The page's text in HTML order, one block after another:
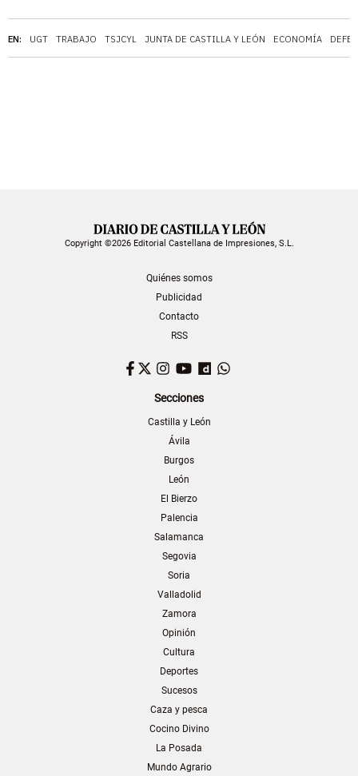
EN: UGT TRABAJO TSJCYL JUNTA DE CASTILLA Y LEÓN ECONOMÍA
Copyright ©2026 Editorial Castellana de Impresiones, S.L.
Quiénes somos
Publicidad
Contacto
RSS
Facebook
TwitterInstagram
YouTubeDailymotion
Secciones
Castilla y León
Ávila
Burgos
León
El Bierzo
Palencia
Salamanca
Segovia
Soria
Valladolid
Zamora
Opinión
Cultura
Deportes
Sucesos
Caza y pesca
Cocino Divino
La Posada
Mundo Agrario